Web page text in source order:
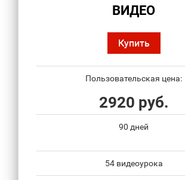
ВИДЕО
Купить
Пользовательская цена:
2920 руб.
90 дней
54 видеоурока